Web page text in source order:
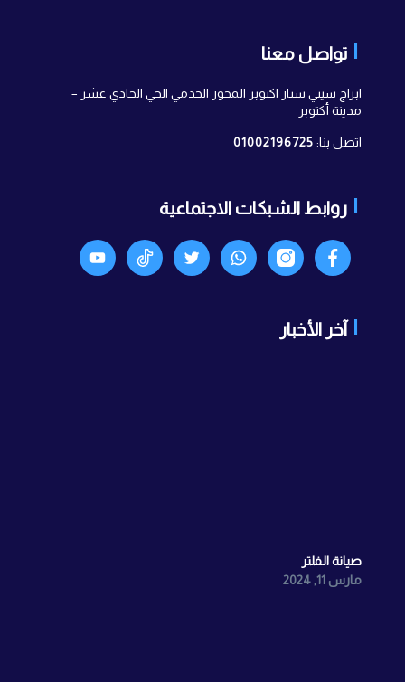
تواصل معنا
ابراج سيتي ستار اكتوبر المحور الخدمي الحي الحادي عشر –
مدينة أكتوبر
اتصل بنا: 01002196725
روابط الشبكات الاجتماعية
Facebookانستجرامواتساب TikTok
Youtyube
آخر الأخبار
صيانة الفلتر
مارس 11, 2024